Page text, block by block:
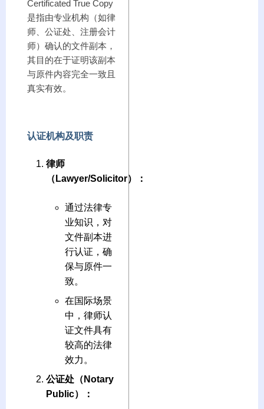
Certificated True Copy
是指由专业机构（如律
师、公证处、注册会计
师）确认的文件副本，
其目的在于证明该副本
与原件内容完全一致且
真实有效。
认证机构及职责
律师
（Lawyer/Solicitor）：
通过法律专
业知识，对
文件副本进
行认证，确
保与原件一
致。
在国际场景
中，律师认
证文件具有
较高的法律
效力。
公证处（Notary
Public）：